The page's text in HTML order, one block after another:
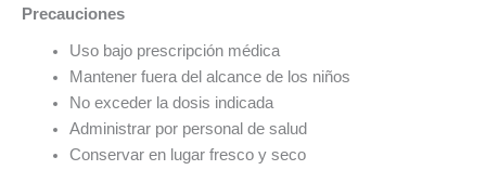
Precauciones
Uso bajo prescripción médica
Mantener fuera del alcance de los niños
No exceder la dosis indicada
Administrar por personal de salud
Conservar en lugar fresco y seco